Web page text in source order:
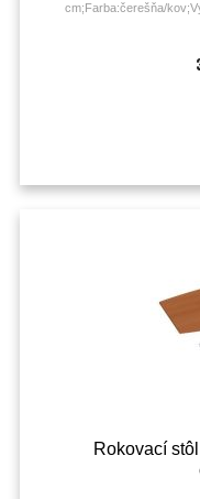
cm;Farba:čerešňa/
Rokovací